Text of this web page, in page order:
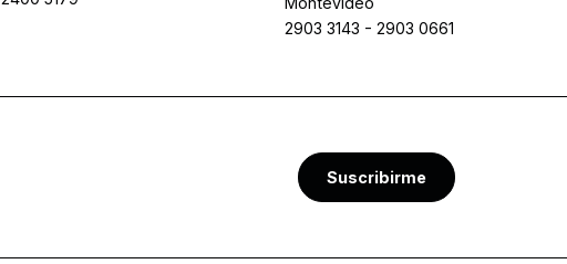
2903 3143 - 2903 0661
Suscribirme